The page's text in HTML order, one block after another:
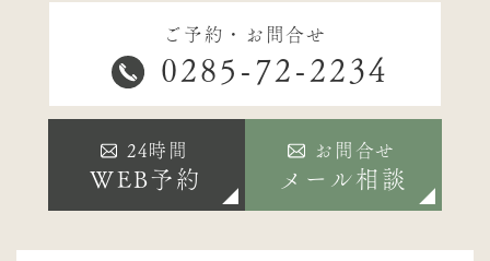
ご予約・お問合せ
0285-72-2234
24時間
WEB予約
お問合せ
メール相談